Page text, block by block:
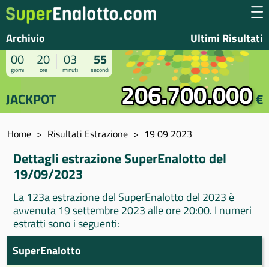
Archivio Ultimi Risultati
00
giorni
20
ore
03
minuti
55
secondi
JACKPOT 206.700.000€
Home Risultati Estrazione 19 09 2023
Dettagli estrazione SuperEnalotto del
19/09/2023
La 123a estrazione del SuperEnalotto del 2023 è
avvenuta 19 settembre 2023 alle ore 20:00. I numeri
estratti sono i seguenti:
SuperEnalotto